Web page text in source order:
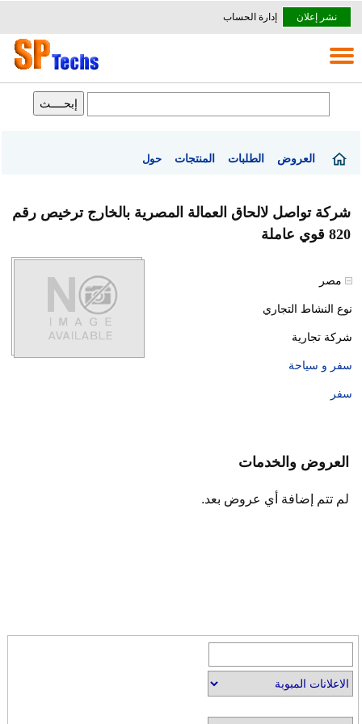
نشر إعلان إدارة الحساب
العروض الطلبات المنتجات حول
شركة تواصل لالحاق العمالة المصرية بالخارج ترخيص رقم
820 قوي عاملة
مصر
نوع النشاط التجاري
شركة تجارية
سفر و سياحة
سفر
العروض والخدمات
لم تتم إضافة أي عروض بعد.